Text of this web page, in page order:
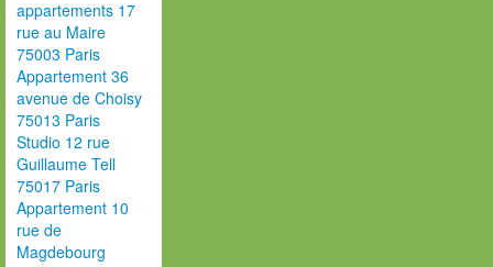
appartements 17
rue au Maire
75003 Paris
Appartement 36
avenue de Choisy
75013 Paris
Studio 12 rue
Guillaume Tell
75017 Paris
Appartement 10
rue de
Magdebourg